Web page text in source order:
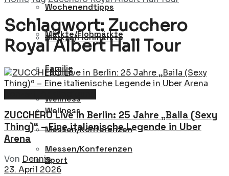
Märkte/Flohmärkte
Familie
Wellness
Messen/Konferenzen
Wochenendtipps
Märkte/Flohmärkte
Familie
Wellness
Messen/Konferenzen
Sport
Schlagwort: Zucchero
Royal Albert Hall Tour
ZUCCHERO Live in Berlin: 25 Jahre „Baila (Sexy
Thing)“ – Eine italienische Legende in Uber
Arena
Von Dennis
23. April 2026